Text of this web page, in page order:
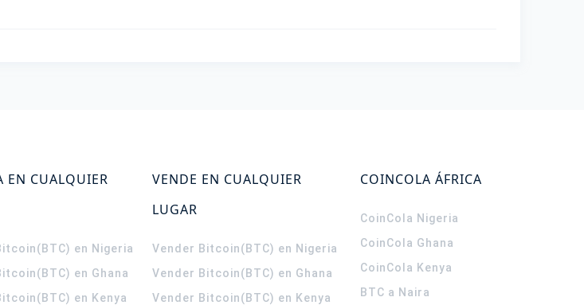
EN CUALQUIER
en Nigeria
en Ghana
en Kenya
VENDE EN CUALQUIER
LUGAR
Vender Bitcoin(BTC) en Nigeria
Vender Bitcoin(BTC) en Ghana
Vender Bitcoin(BTC) en Kenya
COINCOLA ÁFRICA
CoinCola Nigeria
CoinCola Ghana
CoinCola Kenya
BTC a Naira